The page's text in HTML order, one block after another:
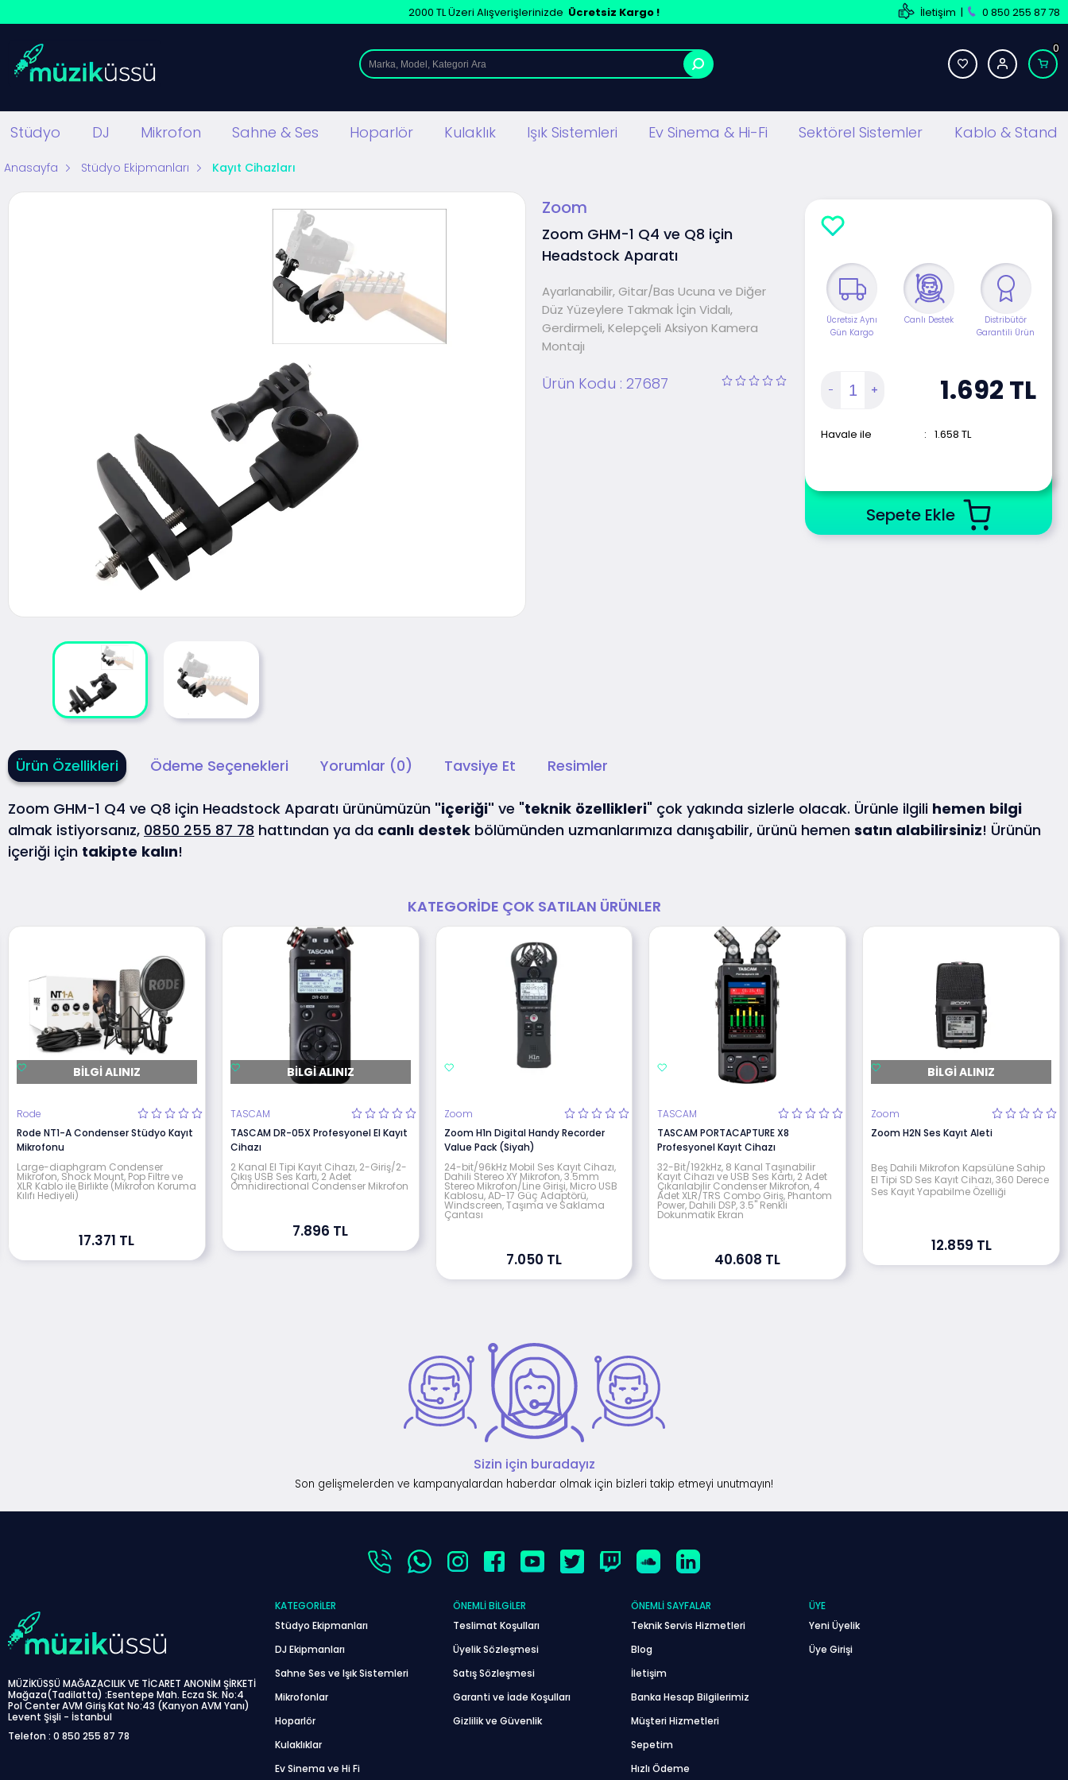
2000 TL Üzeri Alışverişlerinizde Ücretsiz Kargo ! İletişim | 0 850 255 87 78
0
Stüdyo DJ Mikrofon Sahne & Ses Hoparlör Kulaklık Işık Sistemleri Ev Sinema & Hi-Fi Sektörel Sistemler Kablo & Stand
Anasayfa Stüdyo Ekipmanları Kayıt Cihazları
Zoom
Zoom GHM-1 Q4 ve Q8 için
Headstock Aparatı
Ayarlanabilir, Gitar/Bas Ucuna ve Diğer
Düz Yüzeylere Takmak İçin Vidalı,
Gerdirmeli, Kelepçeli Aksiyon Kamera
Montajı
Ürün Kodu : 27687
Ücretsiz Aynı
Gün Kargo
Canlı Destek
Distribütör
Garantili Ürün
1.692 TL
Havale ile : 1.658 TL
Sepete Ekle
Ürün Özellikleri Ödeme Seçenekleri Yorumlar (0) Tavsiye Et Resimler
Zoom GHM-1 Q4 ve Q8 için Headstock Aparatı ürünümüzün "içeriği" ve "teknik özellikleri" çok yakında sizlerle olacak. Ürünle ilgili hemen bilgi
almak istiyorsanız, 0850 255 87 78 hattından ya da canlı destek bölümünden uzmanlarımıza danışabilir, ürünü hemen satın alabilirsiniz! Ürünün
içeriği için takipte kalın!
KATEGORIDE ÇOK SATILAN ÜRÜNLER
BILGI ALINIZ
Rode
Rode NT1-A Condenser Stüdyo Kayıt
Mikrofonu
Large-diaphgram Condenser
Mikrofon, Shock Mount, Pop Filtre ve
XLR Kablo ile Birlikte (Mikrofon Koruma
Kılıfı Hediyeli)
17.371 TL
BILGI ALINIZ
TASCAM
TASCAM DR-05X Profesyonel El Kayıt
Cihazı
2 Kanal El Tipi Kayıt Cihazı, 2-Giriş/2-
Çıkış USB Ses Kartı, 2 Adet
Omnidirectional Condenser Mikrofon
7.896 TL
Zoom
Zoom H1n Digital Handy Recorder
Value Pack (Siyah)
24-bit/96kHz Mobil Ses Kayıt Cihazı,
Dahili Stereo XY Mikrofon, 3.5mm
Stereo Mikrofon/Line Girişi, Micro USB
Kablosu, AD-17 Güç Adaptörü,
Windscreen, Taşıma ve Saklama
Çantası
7.050 TL
TASCAM
TASCAM PORTACAPTURE X8
Profesyonel Kayıt Cihazı
32-Bit/192kHz, 8 Kanal Taşınabilir
Kayıt Cihazı ve USB Ses Kartı, 2 Adet
Çıkarılabilir Condenser Mikrofon, 4
Adet XLR/TRS Combo Giriş, Phantom
Power, Dahili DSP, 3.5" Renkli
Dokunmatik Ekran
40.608 TL
BILGI ALINIZ
Zoom
Zoom H2N Ses Kayıt Aleti
Beş Dahili Mikrofon Kapsülüne Sahip
El Tipi SD Ses Kayıt Cihazı, 360 Derece
Ses Kayıt Yapabilme Özelliği
12.859 TL
Sizin için buradayız
Son gelişmelerden ve kampanyalardan haberdar olmak için bizleri takip etmeyi unutmayın!
MÜZİKÜSSÜ MAĞAZACILIK VE TİCARET ANONİM ŞİRKETİ
Mağaza(Tadilatta) :Esentepe Mah. Ecza Sk. No:4
Pol Center AVM Giriş Kat No:43 (Kanyon AVM Yanı)
Levent Şişli - İstanbul
Telefon : 0 850 255 87 78
KATEGORILER
Stüdyo Ekipmanları
DJ Ekipmanları
Sahne Ses ve Işık Sistemleri
Mikrofonlar
Hoparlör
Kulaklıklar
Ev Sinema ve Hi Fi
ÖNEMLI BILGILER
Teslimat Koşulları
Üyelik Sözleşmesi
Satış Sözleşmesi
Garanti ve İade Koşulları
Gizlilik ve Güvenlik
ÖNEMLI SAYFALAR
Teknik Servis Hizmetleri
Blog
İletişim
Banka Hesap Bilgilerimiz
Müşteri Hizmetleri
Sepetim
Hızlı Ödeme
ÜYE
Yeni Üyelik
Üye Girişi